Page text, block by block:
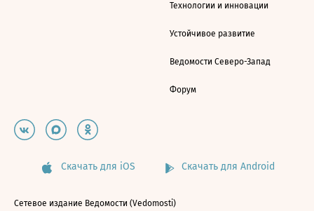
Технологии и инновации
Устойчивое развитие
Ведомости Северо-Запад
Форум
Скачать для iOS Скачать для Android
Сетевое издание Ведомости (Vedomosti)